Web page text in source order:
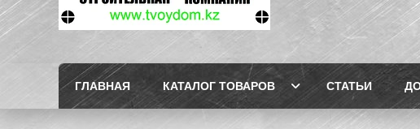
ГЛАВНАЯ КАТАЛОГ ТОВАРОВ СТАТЬИ